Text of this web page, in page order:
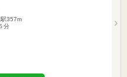
357m
分